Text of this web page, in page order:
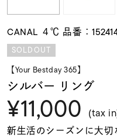
石の色
ファッションテイス
ト
着用シーン
CANAL ４℃ 品番：
SOLDOUT
【Your Bestday 365】
シルバー リング
¥11,000 (tax
新生活のシーズンに大